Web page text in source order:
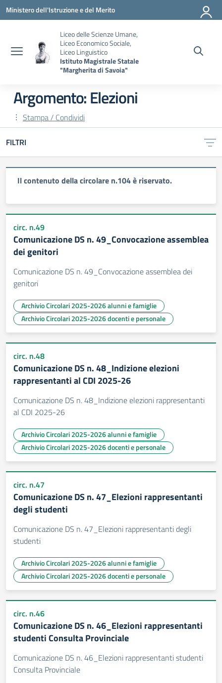
Vai ai contenuti
Vai al menu di navigazione
Vai al footer
Ministero dell'Istruzione e del Merito
Liceo delle Scienze Umane,
Liceo Economico Sociale,
Liceo Linguistico
Istituto Magistrale Statale
"Margherita di Savoia"
Argomento: Elezioni
Stampa / Condividi
FILTRI
Il contenuto della circolare n.104 è riservato.
circ. n.49
Comunicazione DS n. 49_Convocazione assemblea
dei genitori
Comunicazione DS n. 49_Convocazione assemblea dei
genitori
Archivio Circolari 2025-2026 alunni e famiglie
Archivio Circolari 2025-2026 docenti e personale
circ. n.48
Comunicazione DS n. 48_Indizione elezioni
rappresentanti al CDI 2025-26
Comunicazione DS n. 48_Indizione elezioni rappresentanti
al CDI 2025-26
Archivio Circolari 2025-2026 alunni e famiglie
Archivio Circolari 2025-2026 docenti e personale
circ. n.47
Comunicazione DS n. 47_Elezioni rappresentanti
degli studenti
Comunicazione DS n. 47_Elezioni rappresentanti degli
studenti
Archivio Circolari 2025-2026 alunni e famiglie
Archivio Circolari 2025-2026 docenti e personale
circ. n.46
Comunicazione DS n. 46_Elezioni rappresentanti
studenti Consulta Provinciale
Comunicazione DS n. 46_Elezioni rappresentanti studenti
Consulta Provinciale